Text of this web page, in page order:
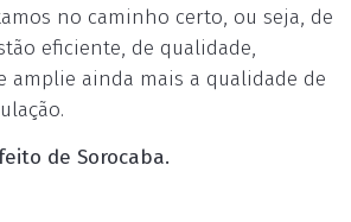
no caminho certo, ou seja, de
eficiente, de qualidade,
amplie ainda mais a qualidade de
de Sorocaba.